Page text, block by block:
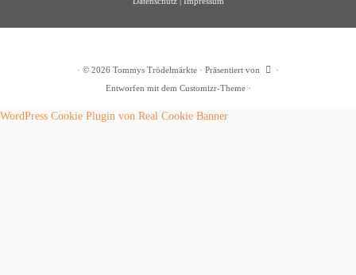
· © 2026 Tommys Trödelmärkte · Präsentiert von
·
Entworfen mit dem Customizr-Theme·
WordPress Cookie Plugin von Real Cookie Banner